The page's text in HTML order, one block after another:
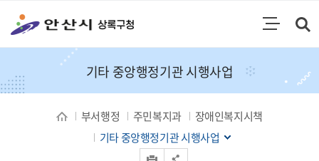
주메뉴
기타 중앙행정기관 시행사업
부서행정 주민복지과
장애인복지시책
기타 중앙행정기관 시행사업